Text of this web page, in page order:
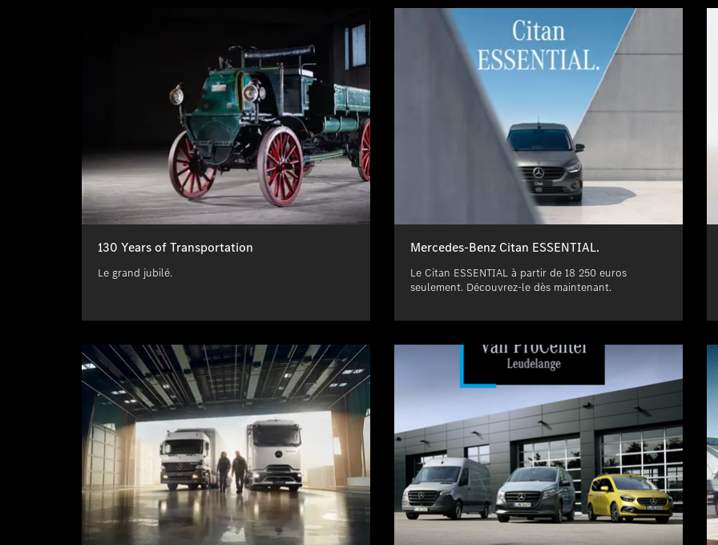
130 Years of Transportation
Le grand jubilé.
Mercedes-Benz Citan ESSENTIAL.
Le Citan ESSENTIAL à partir de 18 250 euros
seulement. Découvrez-le dès maintenant.